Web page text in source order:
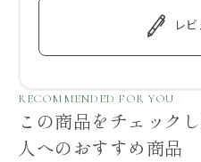
レ
RECOMMENDED FOR YOU
この商品をチェック
人へのおすすめ商品